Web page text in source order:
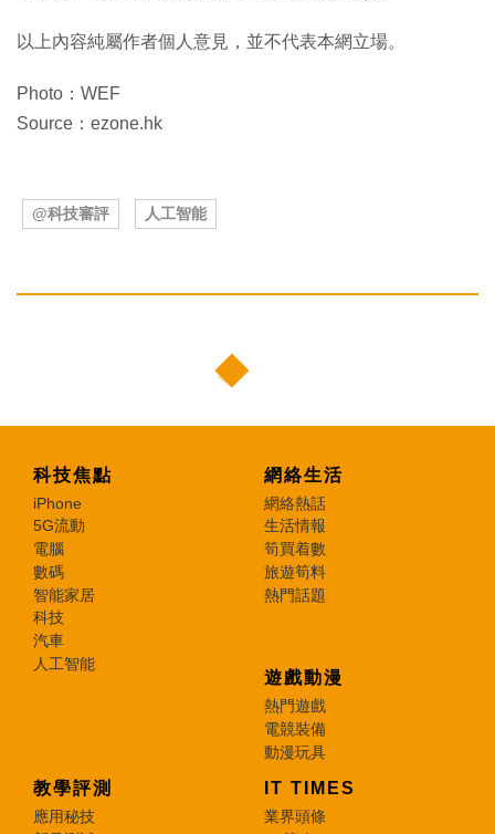
以上內容純屬作者個人意見，並不代表本網立場。
Photo：WEF
Source：ezone.hk
@科技審評 人工智能
科技焦點
iPhone
5G流動
電腦
數碼
智能家居
科技
汽車
人工智能
網絡生活
網絡熱話
生活情報
筍買着數
旅遊筍料
熱門話題
遊戲動漫
熱門遊戲
電競裝備
動漫玩具
教學評測
應用秘技
IT TIMES
業界頭條